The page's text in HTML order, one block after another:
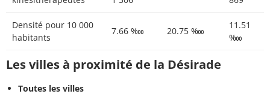
Densité pour 10 000
habitants
7.66 ‱ 20.75 ‱
11.51
‱
Les villes à proximité de la Désirade
Toutes les villes